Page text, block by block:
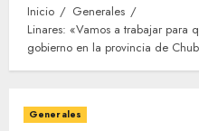
Inicio
Generales
Linares: «Vamos a trabajar para
gobierno en la provincia de
Generales